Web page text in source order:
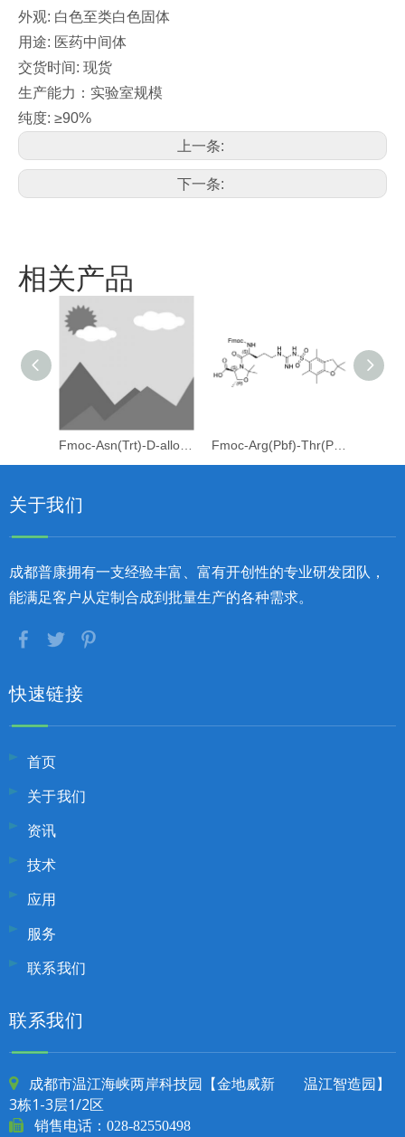
外观: 白色至类白色固体
用途: 医药中间体
交货时间: 现货
生产能力：实验室规模
纯度: ≥90%
上一条:
下一条:
相关产品
关于我们
成都普康拥有一支经验丰富、富有开创性的专业研发团队，
能满足客户从定制合成到批量生产的各种需求。
快速链接
首页
关于我们
资讯
技术
应用
服务
联系我们
联系我们

成都市温江海峡两岸科技园【金地威新 温江智造园】
3栋1-3层1/2区
 销售电话： 028-82550498